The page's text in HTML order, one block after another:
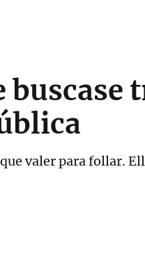
buscase
valer para follar.